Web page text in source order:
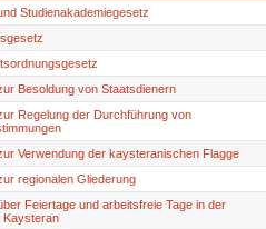
Studienakademiegesetz
Besoldung von Staatsdienern
Regelung der Durchführung von
Verwendung der kaysteranischen Flagge
regionalen Gliederung
Feiertage und arbeitsfreie Tage in der
Kaysteran